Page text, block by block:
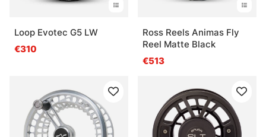
Loop Evotec G5 LW
€310
Ross Reels Animas Fly
Reel Matte Black
€513